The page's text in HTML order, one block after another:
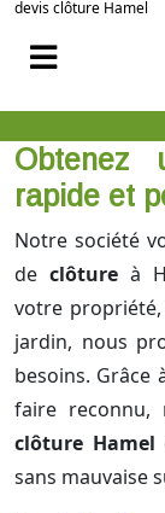
devis clôture Hamel
Obtenez
rapide et
Notre société
de clôture à
votre
jardin, nous
besoins. Grâce
faire reconnu,
clôture Hamel
sans mauvaise